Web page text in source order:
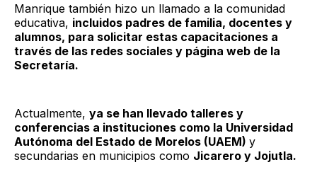
Manrique también hizo un llamado a la comunidad
educativa, incluidos padres de familia, docentes y
alumnos, para solicitar estas capacitaciones a
través de las redes sociales y página web de la
Secretaría.
Actualmente, ya se han llevado talleres y
conferencias a instituciones como la Universidad
Autónoma del Estado de Morelos (UAEM) y
secundarias en municipios como Jicarero y Jojutla.